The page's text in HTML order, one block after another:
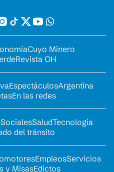
Cuyo Minero
Revista OH
EspectáculosArgentina
En las redes
SocialesSaludTecnología
del tránsito
EmpleosServicios
y MisasEdictos